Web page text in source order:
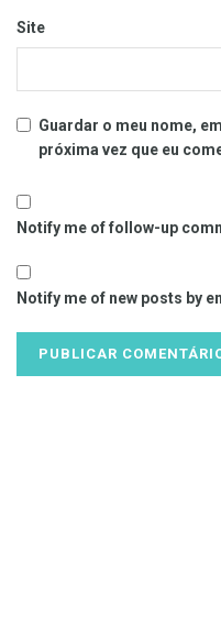
Site
Guardar o meu nome,
próxima vez que eu
Notify me of follow-up
Notify me of new posts by